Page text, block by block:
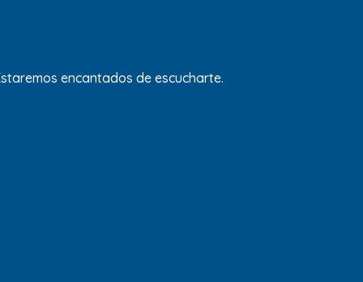
encantados de escucharte.